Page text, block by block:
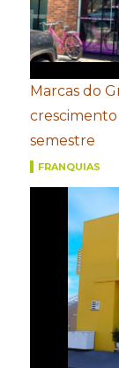
Marcas do
semestre
FRANQUIAS